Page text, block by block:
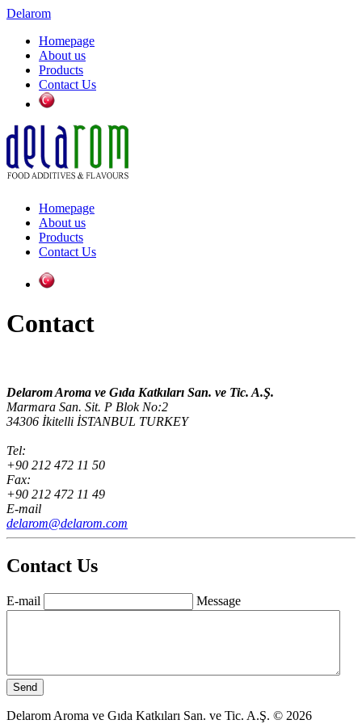
Delarom
Homepage
About us
Products
Contact Us
Homepage
About us
Products
Contact Us
Contact
Delarom Aroma ve Gıda Katkıları San. ve Tic. A.Ş.
Marmara San. Sit. P Blok No:2
34306 İkitelli İSTANBUL TURKEY
Tel:
+90 212 472 11 50
Fax:
+90 212 472 11 49
E-mail
delarom@delarom.com
Contact Us
E-mail Message
Delarom Aroma ve Gıda Katkıları San. ve Tic. A.Ş. © 2026